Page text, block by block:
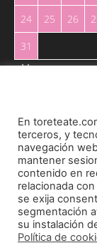
24
25 26
31
« May
Toreteate Ⓒ 2023.
Diseñado porWelow
Prohibida la
expresa por escrito.
En
terceros, y
navegación
mantener
contenido en
relacionada
se exija
segmentación
su instalación
Política de